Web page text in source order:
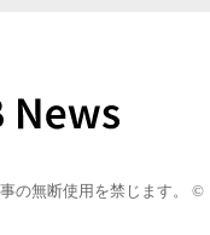
の無断使用を禁じます。 ©